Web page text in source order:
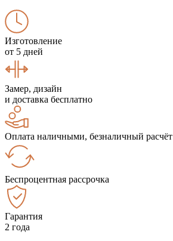
Изготовление
от 5 дней
Замер, дизайн
и доставка бесплатно
Оплата наличными, безналичный расчёт
Беспроцентная рассрочка
Гарантия
2 года